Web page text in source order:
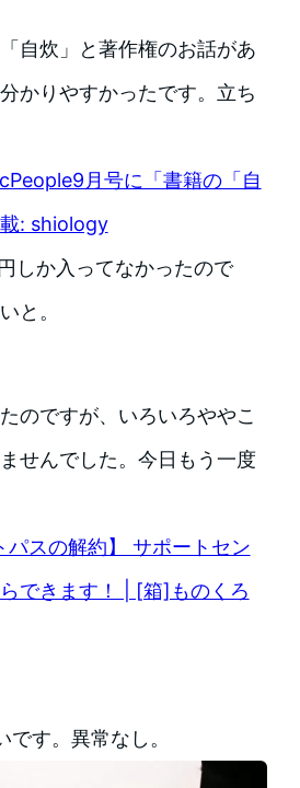
自炊」と著作権のお話があ
かりやすかったです。立ち
月号に「書籍の「自
: shiology
しか入ってなかったので
と。
のですが、いろいろややこ
せんでした。今日もう一度
スの解約】 サポートセン
できます！ | [箱]ものくろ
す。異常なし。